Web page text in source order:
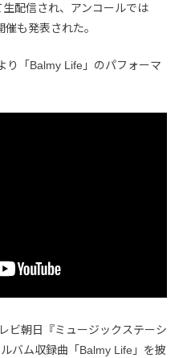
配信され、アンコールでは
も発表された。
り「Balmy Life」のパフォーマ
ビ朝日『ミュージックステーシ
バム収録曲「Balmy Life」を披